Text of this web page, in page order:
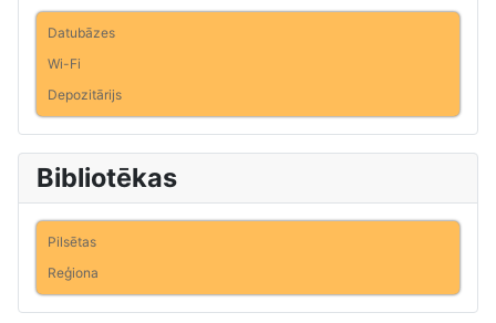
Datubāzes
Wi-Fi
Depozitārijs
Bibliotēkas
Pilsētas
Reģiona